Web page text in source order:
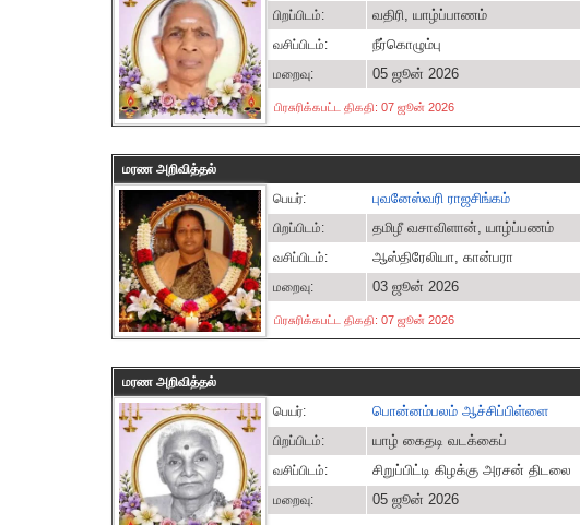
பிறப்பிடம்: வதிரி, யாழ்ப்பாணம்
வசிப்பிடம்: நீர்கொழும்பு
மறைவு: 05 ஜூன் 2026
பிரசுரிக்கபட்ட திகதி: 07 ஜூன் 2026
மரண அறிவித்தல்
பெயர்:
புவனேஸ்வரி ராஜசிங்கம்
பிறப்பிடம்: தமிழீ வசாவிளான், யாழ்ப்பணம்
வசிப்பிடம்: ஆஸ்திரேலியா, கான்பரா
மறைவு: 03 ஜூன் 2026
பிரசுரிக்கபட்ட திகதி: 07 ஜூன் 2026
மரண அறிவித்தல்
பெயர்:
பொன்னம்பலம் ஆச்சிப்பிள்ளை
பிறப்பிடம்: யாழ் கைதடி வடக்கைப்
வசிப்பிடம்: சிறுப்பிட்டி கிழக்கு அரசன் திடலை
மறைவு: 05 ஜூன் 2026